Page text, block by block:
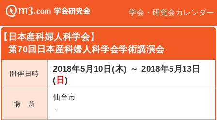
学会・研究会カレンダー
日本産科婦人科学会】
第70回日本産科婦人科学会学術講演会
開催日時
2018年5月10日(木) ～ 2018年5月13日
( 日 )
場 所
仙台市
－